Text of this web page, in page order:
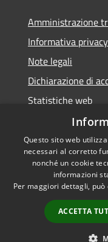
Amministrazione
Informativa privacy
Note legali
Dichiarazione di
Statistiche web
Accessibilità
Privacy
Mappa del sito
Questo sito web
necessari al corretto
nonché un cookie
informazioni
Per maggiori dettagli,
ACCETTA